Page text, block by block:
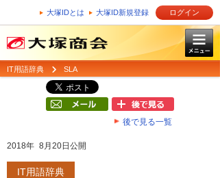
大塚IDとは 大塚ID新規登録 ログイン
IT用語辞典 SLA
後で見る一覧
2018年 8月20日公開
IT用語辞典